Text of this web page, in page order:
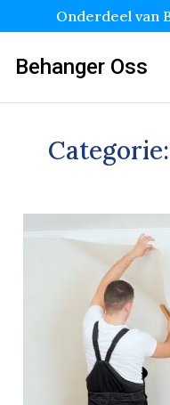
Onderdeel van
Behanger Oss
Categorie: